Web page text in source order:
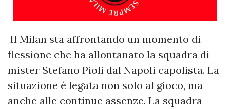
Il Milan sta affrontando un momento di
flessione che ha allontanato la squadra di
mister Stefano Pioli dal Napoli capolista. La
situazione è legata non solo al gioco, ma
anche alle continue assenze. La squadra